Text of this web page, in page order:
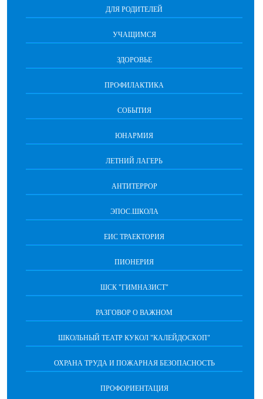
ДЛЯ РОДИТЕЛЕЙ
УЧАЩИМСЯ
ЗДОРОВЬЕ
ПРОФИЛАКТИКА
СОБЫТИЯ
ЮНАРМИЯ
ЛЕТНИЙ ЛАГЕРЬ
АНТИТЕРРОР
ЭПОС.ШКОЛА
ЕИС ТРАЕКТОРИЯ
ПИОНЕРИЯ
ШСК "ГИМНАЗИСТ"
РАЗГОВОР О ВАЖНОМ
ШКОЛЬНЫЙ ТЕАТР КУКОЛ "КАЛЕЙДОСКОП"
ОХРАНА ТРУДА И ПОЖАРНАЯ БЕЗОПАСНОСТЬ
ПРОФОРИЕНТАЦИЯ